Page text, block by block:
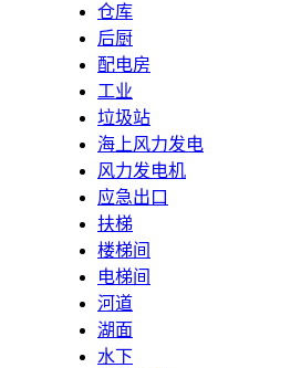
仓库
后厨
配电房
工业
垃圾站
海上风力发电
风力发电机
应急出口
扶梯
楼梯间
电梯间
河道
湖面
水下